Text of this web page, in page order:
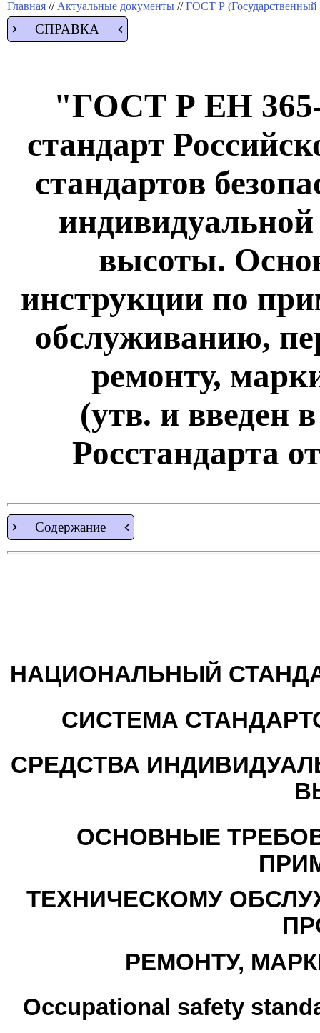
Главная // Актуальные документы //ГОСТ Р (Государственный
СПРАВКА
"ГОСТ Р ЕН
стандарт
стандартов
высоты.
инструкции по
обслуживанию,
ремонту,
(утв. и введен
Росстандарта
Содержание
НАЦИОНАЛЬНЫЙ
СИСТЕМА
СРЕДСТВА
ОСНОВНЫЕ
ТЕХНИЧЕСКОМУ
РЕМОНТУ,
Occupational safety